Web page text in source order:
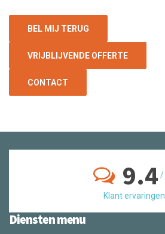
BEL MIJ TERUG
VRIJBLIJVENDE OFFERTE
CONTACT
9.4 /
Klant ervaringen
Diensten menu